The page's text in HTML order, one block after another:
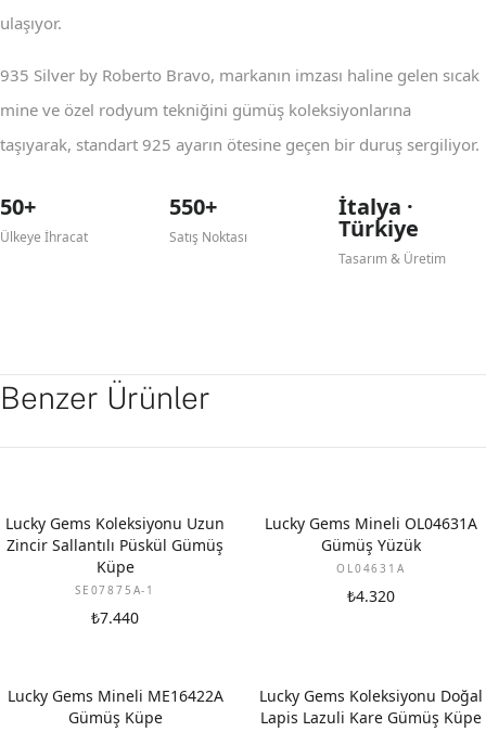
ulaşıyor.
935 Silver by Roberto Bravo, markanın imzası haline gelen sıcak
mine ve özel rodyum tekniğini gümüş koleksiyonlarına
taşıyarak, standart 925 ayarın ötesine geçen bir duruş sergiliyor.
50+
Ülkeye İhracat
550+
Satış Noktası
İtalya ·
Türkiye
Tasarım & Üretim
Benzer Ürünler
Lucky Gems Koleksiyonu Uzun
Zincir Sallantılı Püskül Gümüş
Küpe
SE07875A-1
₺7.440
Lucky Gems Mineli OL04631A
Gümüş Yüzük
OL04631A
₺4.320
Lucky Gems Mineli ME16422A
Gümüş Küpe
Lucky Gems Koleksiyonu Doğal
Lapis Lazuli Kare Gümüş Küpe